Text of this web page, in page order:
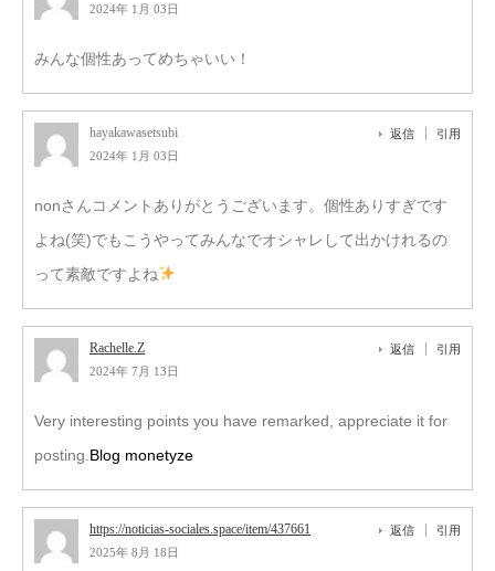
2024年 1月 03日
みんな個性あってめちゃいい！
hayakawasetsubi
2024年 1月 03日
返信 引用
nonさんコメントありがとうございます。個性ありすぎです
よね(笑)でもこうやってみんなでオシャレして出かけれるの
って素敵ですよね
Rachelle.Z
2024年 7月 13日
返信 引用
Very interesting points you have remarked, appreciate it for
posting. Blog monetyze
https://noticias-sociales.space/item/437661
2025年 8月 18日
返信 引用